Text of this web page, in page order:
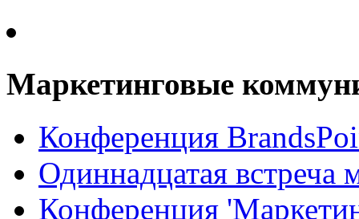
Маркетинговые
Конференция
Одиннадцатая
Конференция